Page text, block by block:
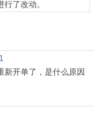
了改动。
新开单了，是什么原因